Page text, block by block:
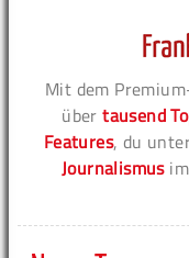
Mit dem
übertausend
Features, du
Journalismusim